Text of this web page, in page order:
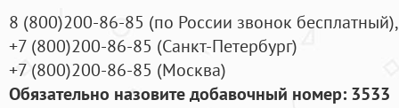
8 (800)200-86-85 (по России звонок бесплатный),
+7 (800)200-86-85 (Санкт-Петербург)
+7 (800)200-86-85 (Москва)
Обязательно назовите добавочный номер: 3533